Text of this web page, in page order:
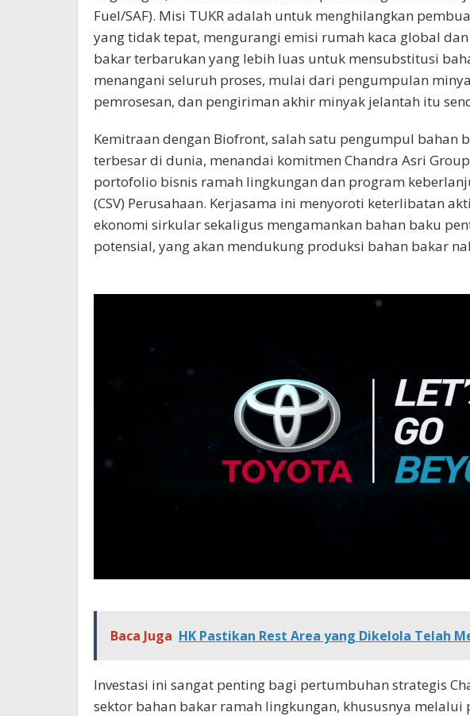
Fuel/SAF). Misi TUKR adalah untuk menghilangkan
yang tidak tepat, mengurangi emisi rumah kaca global
bakar terbarukan yang lebih luas untuk mensubstitusi
menangani seluruh proses, mulai dari pengumpulan
pemrosesan, dan pengiriman akhir minyak jelantah itu
Kemitraan dengan Biofront, salah satu pengumpul bahan
terbesar di dunia, menandai komitmen Chandra Asri
portofolio bisnis ramah lingkungan dan program
(CSV) Perusahaan. Kerjasama ini menyoroti keterlibatan
ekonomi sirkular sekaligus mengamankan bahan baku
potensial, yang akan mendukung produksi bahan bakar
Baca Juga HK Pastikan Rest Area yang Dikelola Telah
Investasi ini sangat penting bagi pertumbuhan strategis
sektor bahan bakar ramah lingkungan, khususnya